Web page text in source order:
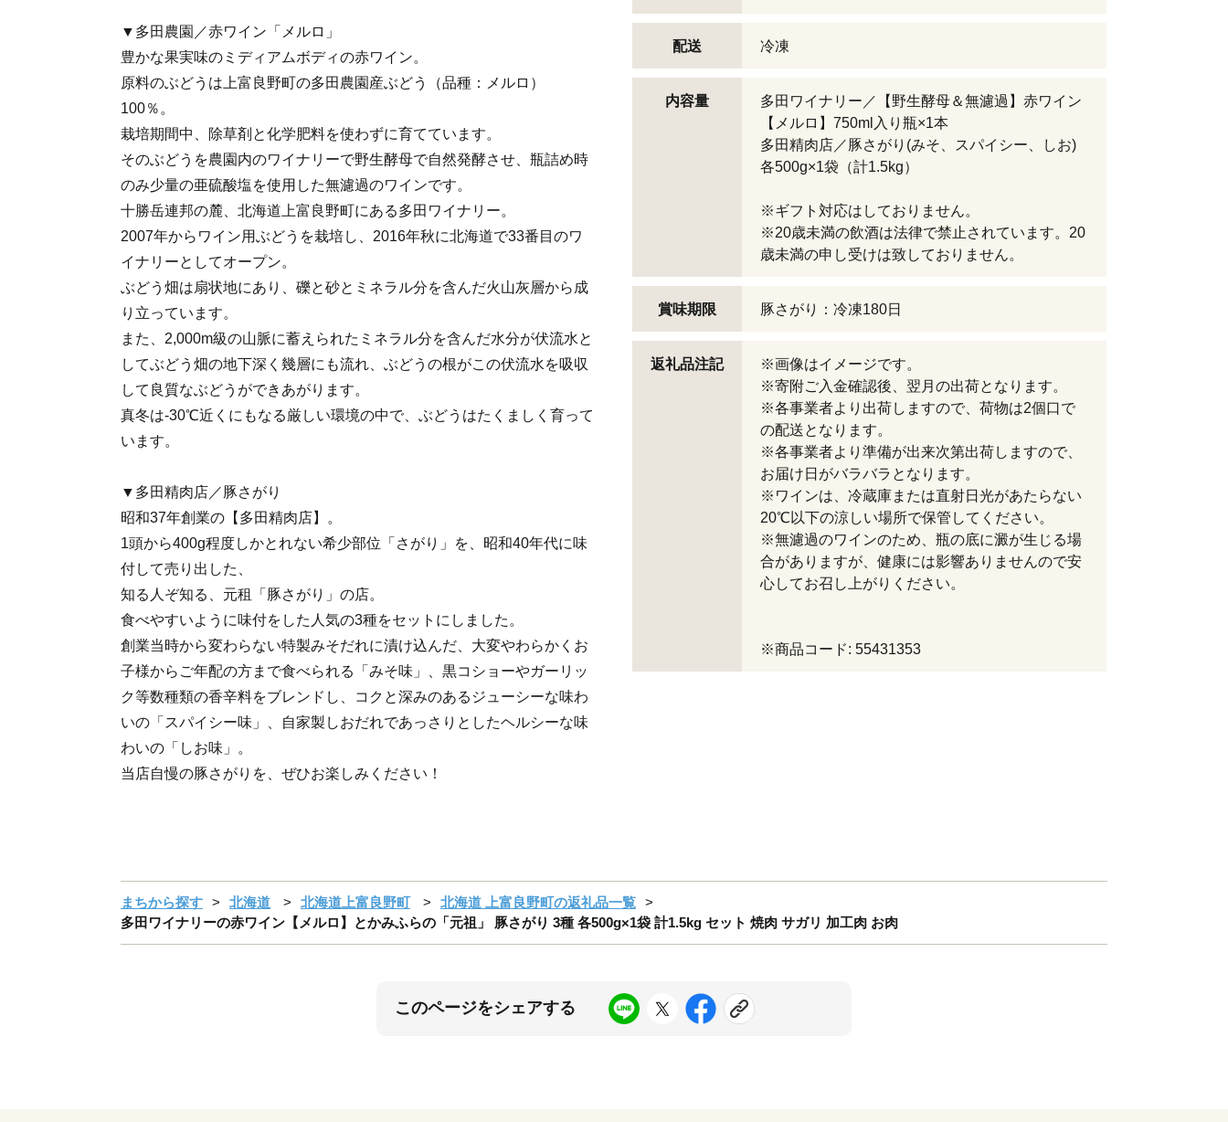
▼多田農園／赤ワイン「メルロ」
豊かな果実味のミディアムボディの赤ワイン。
原料のぶどうは上富良野町の多田農園産ぶどう（品種：メルロ）
100％。
栽培期間中、除草剤と化学肥料を使わずに育てています。
そのぶどうを農園内のワイナリーで野生酵母で自然発酵させ、瓶詰め時
のみ少量の亜硫酸塩を使用した無濾過のワインです。
十勝岳連邦の麓、北海道上富良野町にある多田ワイナリー。
2007年からワイン用ぶどうを栽培し、2016年秋に北海道で33番目のワ
イナリーとしてオープン。
ぶどう畑は扇状地にあり、礫と砂とミネラル分を含んだ火山灰層から成
り立っています。
また、2,000m級の山脈に蓄えられたミネラル分を含んだ水分が伏流水と
してぶどう畑の地下深く幾層にも流れ、ぶどうの根がこの伏流水を吸収
して良質なぶどうができあがります。
真冬は-30℃近くにもなる厳しい環境の中で、ぶどうはたくましく育って
います。
▼多田精肉店／豚さがり
昭和37年創業の【多田精肉店】。
1頭から400g程度しかとれない希少部位「さがり」を、昭和40年代に味
付して売り出した、
知る人ぞ知る、元租「豚さがり」の店。
食べやすいように味付をした人気の3種をセットにしました。
創業当時から変わらない特製みそだれに漬け込んだ、大変やわらかくお
子様からご年配の方まで食べられる「みそ味」、黒コショーやガーリッ
ク等数種類の香辛料をブレンドし、コクと深みのあるジューシーな味わ
いの「スパイシー味」、自家製しおだれであっさりとしたヘルシーな味
わいの「しお味」。
当店自慢の豚さがりを、ぜひお楽しみください！
配送 冷凍
内容量
多田ワイナリー／【野生酵母＆無濾過】赤ワイン
【メルロ】750ml入り瓶×1本
多田精肉店／豚さがり(みそ、スパイシー、しお)
各500g×1袋（計1.5kg）
※ギフト対応はしておりません。
※20歳未満の飲酒は法律で禁止されています。20
歳未満の申し受けは致しておりません。
賞味期限 豚さがり：冷凍180日
返礼品注記
※画像はイメージです。
※寄附ご入金確認後、翌月の出荷となります。
※各事業者より出荷しますので、荷物は2個口で
の配送となります。
※各事業者より準備が出来次第出荷しますので、
お届け日がバラバラとなります。
※ワインは、冷蔵庫または直射日光があたらない
20℃以下の涼しい場所で保管してください。
※無濾過のワインのため、瓶の底に澱が生じる場
合がありますが、健康には影響ありませんので安
心してお召し上がりください。
※商品コード: 55431353
まちから探す 北海道 北海道上富良野町
北海道 上富良野町の返礼品一覧
多田ワイナリーの赤ワイン【メルロ】とかみふらの「元祖」 豚さがり 3種 各500g×1袋 計1.5kg セット 焼肉 サガリ 加工肉 お肉
このページをシェアする